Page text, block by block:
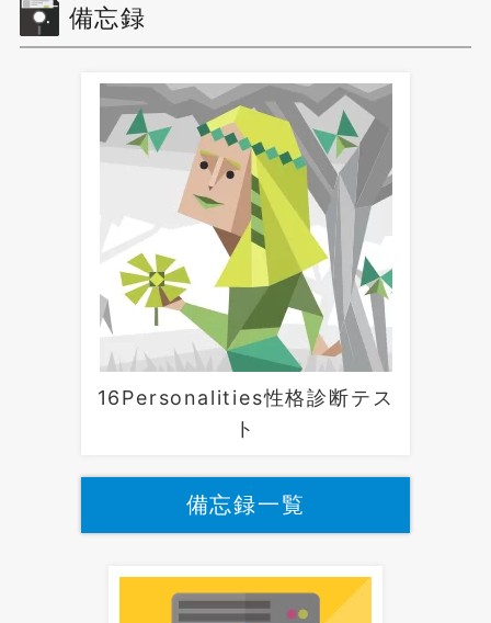
備忘録
16Personalities性格診断テス
ト
備忘録一覧